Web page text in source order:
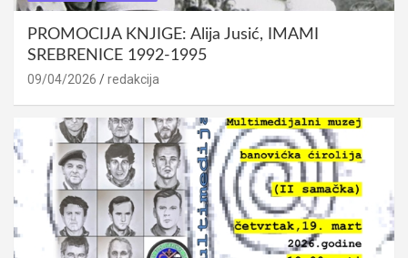
PROMOCIJA KNJIGE: Alija Jusić, IMAMI
SREBRENICE 1992-1995
09/04/2026 redakcija